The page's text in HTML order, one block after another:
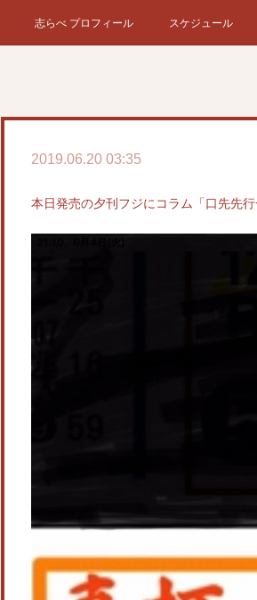
志らべ プロフィール スケジュール
2019.06.20 03:35
本日発売の夕刊フジにコラム「口先先